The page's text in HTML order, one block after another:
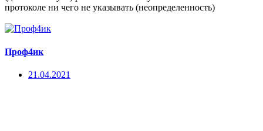
протоколе ни чего не указывать (неопределенность)
Проф4ик
21.04.2021